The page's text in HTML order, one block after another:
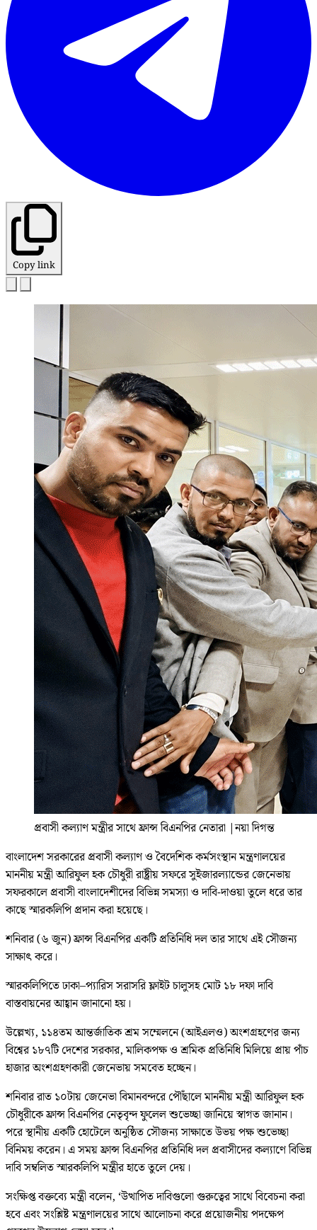
Copy link
প্রবাসী কল্যাণ মন্ত্রীর সাথে ফ্রান্স বিএনপির নেতারা |নয়া দিগন্ত
বাংলাদেশ সরকারের প্রবাসী কল্যাণ ও বৈদেশিক কর্মসংস্থান মন্ত্রণালয়ের
মাননীয় মন্ত্রী আরিফুল হক চৌধুরী রাষ্ট্রীয় সফরে সুইজারল্যান্ডের জেনেভায়
সফরকালে প্রবাসী বাংলাদেশীদের বিভিন্ন সমস্যা ও দাবি-দাওয়া তুলে ধরে তার
কাছে স্মারকলিপি প্রদান করা হয়েছে।
শনিবার (৬ জুন) ফ্রান্স বিএনপির একটি প্রতিনিধি দল তার সাথে এই সৌজন্য
সাক্ষাৎ করে।
স্মারকলিপিতে ঢাকা–প্যারিস সরাসরি ফ্লাইট চালুসহ মোট ১৮ দফা দাবি
বাস্তবায়নের আহ্বান জানানো হয়।
উল্লেখ্য, ১১৪তম আন্তর্জাতিক শ্রম সম্মেলনে (আইএলও) অংশগ্রহণের জন্য
বিশ্বের ১৮৭টি দেশের সরকার, মালিকপক্ষ ও শ্রমিক প্রতিনিধি মিলিয়ে প্রায় পাঁচ
হাজার অংশগ্রহণকারী জেনেভায় সমবেত হচ্ছেন।
শনিবার রাত ১০টায় জেনেভা বিমানবন্দরে পৌঁছালে মাননীয় মন্ত্রী আরিফুল হক
চৌধুরীকে ফ্রান্স বিএনপির নেতৃবৃন্দ ফুলেল শুভেচ্ছা জানিয়ে স্বাগত জানান।
পরে স্থানীয় একটি হোটেলে অনুষ্ঠিত সৌজন্য সাক্ষাতে উভয় পক্ষ শুভেচ্ছা
বিনিময় করেন। এ সময় ফ্রান্স বিএনপির প্রতিনিধি দল প্রবাসীদের কল্যাণে বিভিন্ন
দাবি সম্বলিত স্মারকলিপি মন্ত্রীর হাতে তুলে দেয়।
সংক্ষিপ্ত বক্তব্যে মন্ত্রী বলেন, ‘উত্থাপিত দাবিগুলো গুরুত্বের সাথে বিবেচনা করা
হবে এবং সংশ্লিষ্ট মন্ত্রণালয়ের সাথে আলোচনা করে প্রয়োজনীয় পদক্ষেপ